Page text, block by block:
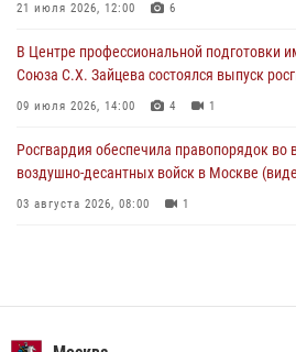
03 августа 2026, 12:00
21 июля 2026, 12:00 6
В Центре профессиональной подготовки
Союза С.Х. Зайцева состоялся выпуск
09 июля 2026, 14:00 4 1
Росгвардия обеспечила правопорядок
воздушно-десантных войск в Москве
03 августа 2026, 08:00 1
Безопасность футбольного матча в